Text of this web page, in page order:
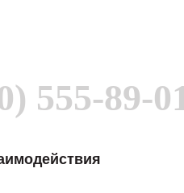
555-89-